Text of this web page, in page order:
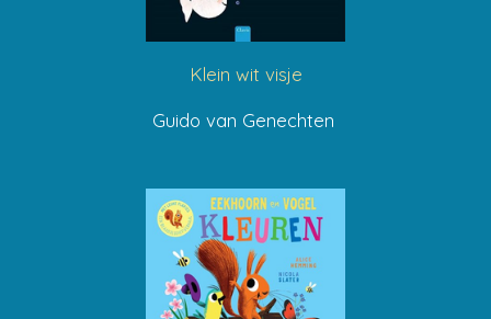
Klein wit visje
Guido van Genechten